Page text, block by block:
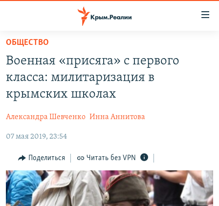
Вернуться
основному
содержанию
главной
навигации
Вернутся
поиску
11 ЛЕТ ОККУПАЦИИ КРЫМА. 11 ИСТОРИЙ СОПРОТИВЛЕНИЯ
ЕЩЕ
ИНТЕРАКТИВ
ИНФОГРАФИКА
ТЕЛЕПРОЕКТ КРЫМ.РЕАЛИИ
СОВЕТЫ ПРАВОЗАЩИТНИКОВ
РАДІО СВОБОДА
КАК ОБОЙТИ БЛОКИРОВКУ
Українською
Qırımtatar
ОБЩЕСТВО
Военная «присяга» с первого
класса: милитаризация в
крымских школах
Александра Шевченко Инна Аннитова
07 мая 2019, 23:54
Поделиться Читать без VPN